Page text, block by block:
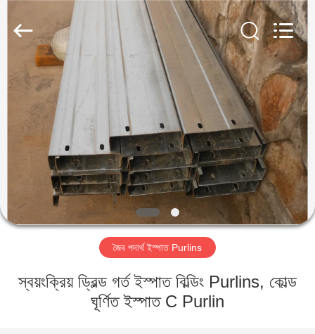
বাড়ি
পণ্য
ভিআর
শো
আমাদের
Qingdao
Reserved.
জৈব পদার্থ ইস্পাত Purlins
স্বয়ংক্রিয় ড্রিল্ড গর্ত ইস্পাত বিল্ডিং Purlins, কোল্ড
ঘূর্ণিত ইস্পাত C Purlin